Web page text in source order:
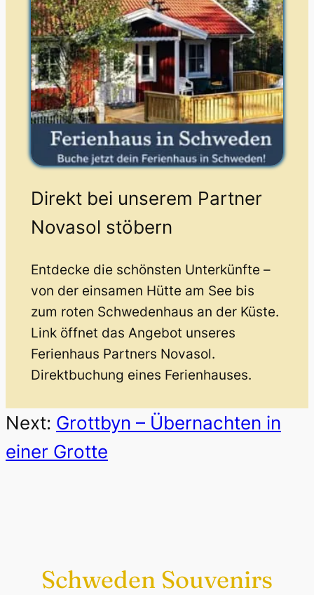
Direkt bei unserem Partner
Novasol stöbern
Entdecke die schönsten Unterkünfte –
von der einsamen Hütte am See bis
zum roten Schwedenhaus an der Küste.
Link öffnet das Angebot unseres
Ferienhaus Partners Novasol.
Direktbuchung eines Ferienhauses.
Next: Grottbyn – Übernachten in
einer Grotte
Schweden Souvenirs